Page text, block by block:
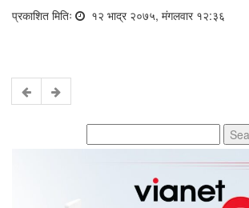
प्रकाशित मितिः १२ भाद्र २०७५, मंगलवार १२:३६
for: